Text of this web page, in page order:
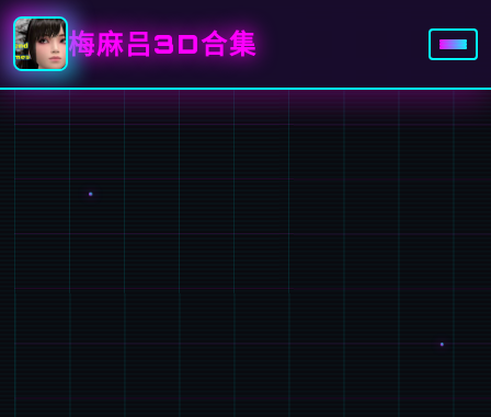
梅麻吕3D合集